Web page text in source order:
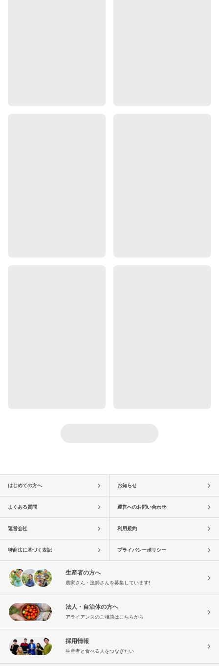
はじめての方へ お知らせ
よくある質問 運営へのお問い合わせ
運営会社 利用規約
特商法に基づく表記 プライバシーポリシー
生産者の方へ
農家さん・漁師さんを募集しています!
法人・自治体の方へ
アライアンスのご相談はこちらから
採用情報
生産者と食べる人をつなぎたい